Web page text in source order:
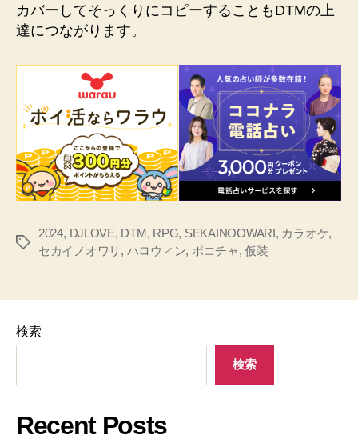
カバーしてそっくりにコピーすることもDTMの上
達につながります。
タ
2024, DJLOVE, DTM, RPG, SEKAINOOWARI, カラオケ,
セカイノオワリ , ハロウィン, ポコチャ,仮装
検索
検索
Recent Posts